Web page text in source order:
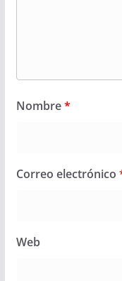
Nombre*
Correo electrónico
Web